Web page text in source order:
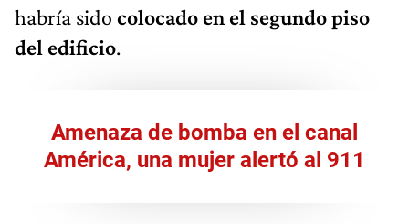
habría sido colocado en el segundo piso
del edificio.
Amenaza de bomba en el canal
América, una mujer alertó al 911